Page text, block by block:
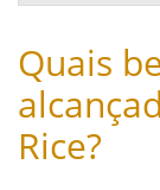
Quais
Rice?